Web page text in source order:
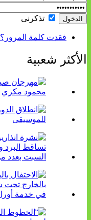
تذكرنى
فقدت كلمة المرور؟
الأكثر شعبية